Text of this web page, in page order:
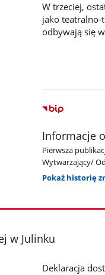
W trzeciej,
jako teatralno-
odbywają się
Informacje
Pierwsza
Wytwarzający/
Pokaż historię
w Julinku
Deklaracja